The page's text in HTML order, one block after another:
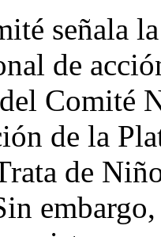
señala
de
Comité
de la
de